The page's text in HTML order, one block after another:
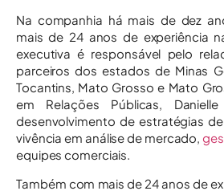
Na companhia há mais de dez
mais de 24 anos de experiência
executiva é responsável pelo
parceiros dos estados de Minas
Tocantins, Mato Grosso e Mato
em Relações Públicas,
desenvolvimento de estratégias
vivência em análise de mercado,
equipes comerciais.
Também com mais de 24 anos de